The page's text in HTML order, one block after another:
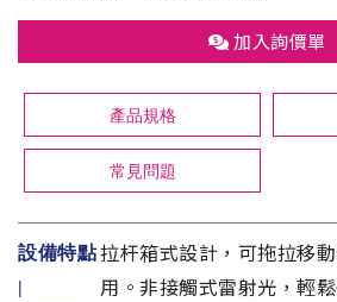
加入詢價單
產品規格
常見問題
設備特點
|
拉杆箱式設計，可拖拉移
用。非接觸式雷射光，輕